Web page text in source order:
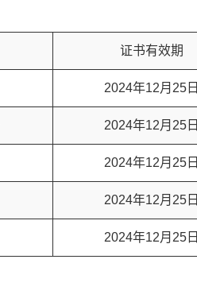
证书有效期
2024年12月25日
2024年12月25日
2024年12月25日
2024年12月25日
2024年12月25日